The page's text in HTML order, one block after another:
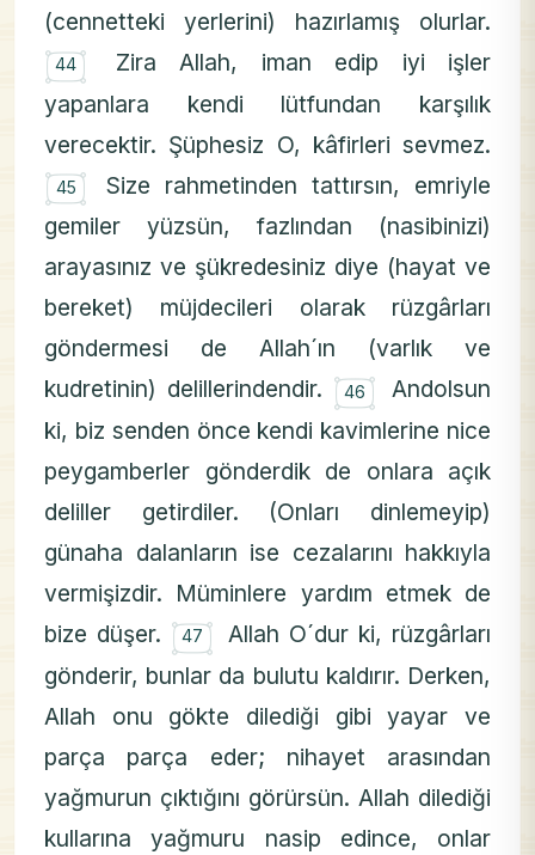
(cennetteki yerlerini) hazırlamış olurlar.
۝
44
Zira Allah, iman edip iyi işler
yapanlara kendi lütfundan karşılık
verecektir. Şüphesiz O, kâfirleri sevmez.
۝
45
Size rahmetinden tattırsın, emriyle
gemiler yüzsün, fazlından (nasibinizi)
arayasınız ve şükredesiniz diye (hayat ve
bereket) müjdecileri olarak rüzgârları
göndermesi de Allah´ın (varlık ve
kudretinin) delillerindendir. ۝
46
Andolsun
ki, biz senden önce kendi kavimlerine nice
peygamberler gönderdik de onlara açık
deliller getirdiler. (Onları dinlemeyip)
günaha dalanların ise cezalarını hakkıyla
vermişizdir. Müminlere yardım etmek de
bize düşer. ۝
47
Allah O´dur ki, rüzgârları
gönderir, bunlar da bulutu kaldırır. Derken,
Allah onu gökte dilediği gibi yayar ve
parça parça eder; nihayet arasından
yağmurun çıktığını görürsün. Allah dilediği
kullarına yağmuru nasip edince, onlar